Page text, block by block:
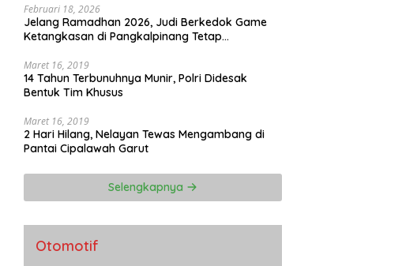
Februari 18, 2026
Jelang Ramadhan 2026, Judi Berkedok Game
Ketangkasan di Pangkalpinang Tetap
Maret 16, 2019
14 Tahun Terbunuhnya Munir, Polri Didesak
Bentuk Tim Khusus
Maret 16, 2019
2 Hari Hilang, Nelayan Tewas Mengambang di
Pantai Cipalawah Garut
Selengkapnya
Otomotif